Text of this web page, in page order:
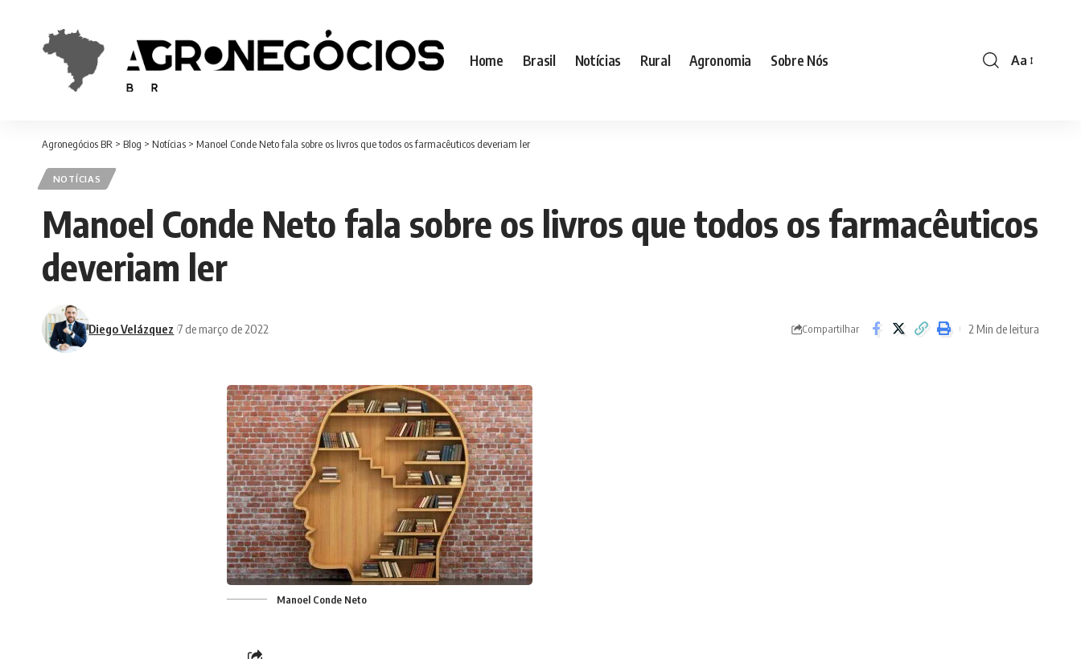
Home Brasil Notícias Rural Agronomia Sobre Nós
Font
Aa
Agronegócios BR > Blog > Notícias > Manoel Conde Neto fala sobre os livros que todos os farmacêuticos deveriam ler
NOTÍCIAS
Manoel Conde Neto fala sobre os livros que todos os farmacêuticos
deveriam ler
Diego Velázquez 7 de março de 2022 Compartilhar 2 Min de leitura
Manoel Conde Neto